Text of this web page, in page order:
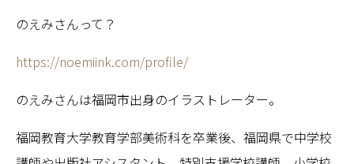
のえみさんって？
https://noemiink.com/profile/
のえみさんは福岡市出身のイラストレーター。
福岡教育大学教育学部美術科を卒業後、福岡県で中学校